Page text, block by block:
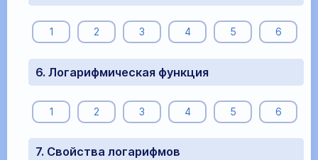
1 2 3 4 5 6
6. Логарифмическая функция
1 2 3 4 5 6
7. Свойства логарифмов